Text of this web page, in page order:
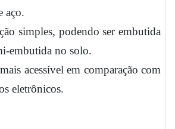
aço.
simples, podendo ser embutida
embutida no solo.
acessível em comparação com
eletrônicos.